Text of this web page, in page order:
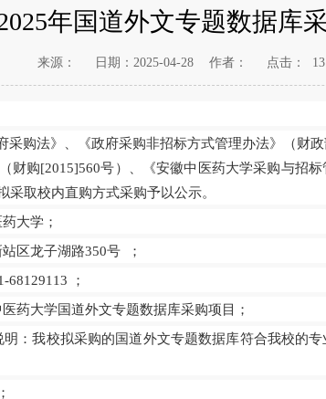
年国道外文专题数据库
来源： 日期：2025-04-28 作者： 点击：
采购法》、《政府采购非招标方式管理办法》（财
财购[2015]560号） 、《安徽中医药大学采购与招标
采取校内直购方式采购予以公示。
大学；
区龙子湖路350号 ；
68129113 ；
药大学国道外文专题数据库采购项目；
明：我校拟采购的国道外文专题数据库符合我校的专